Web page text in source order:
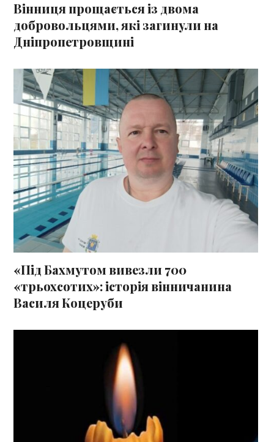
Вінниця прощається із двома
добровольцями, які загинули на
Дніпропетровщині
«Під Бахмутом вивезли 700
«трьохсотих»: історія вінничанина
Василя Коцеруби